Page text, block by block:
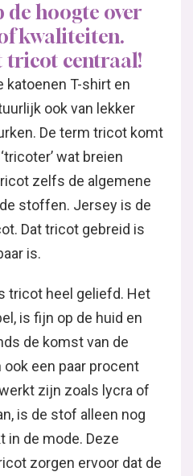
de hoogte over
kwaliteiten.
tricot centraal!
katoenen T-shirt en
ook van lekker
De term tricot komt
wat breien
zelfs de algemene
stoffen. Jersey is de
Dat tricot gebreid is
is.
tricot heel geliefd. Het
is fijn op de huid en
de komst van de
een paar procent
zijn zoals lycra of
is de stof alleen nog
in de mode. Deze
zorgen ervoor dat de